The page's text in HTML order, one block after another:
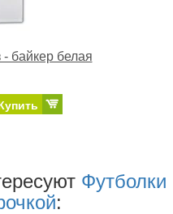
байкер белая
Футболки
: